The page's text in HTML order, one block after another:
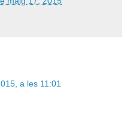
a les 11:01